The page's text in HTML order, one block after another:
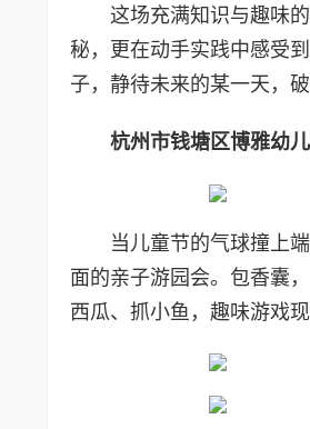
这场充满知识与趣味
秘，更在动手实践中感受
子，静待未来的某一天，破
杭州市钱塘区博雅幼
当儿童节的气球撞上
面的亲子游园会。包香囊
西瓜、抓小鱼，趣味游戏